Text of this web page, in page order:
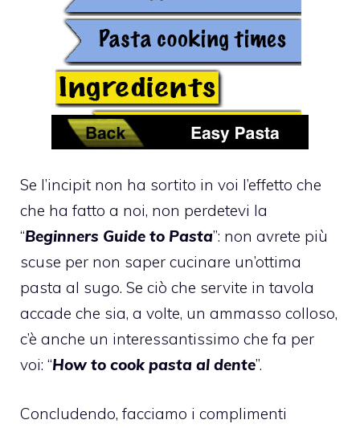
Se l’incipit non ha sortito in voi l’effetto che
che ha fatto a noi, non perdetevi la
“Beginners Guide to Pasta”: non avrete più
scuse per non saper cucinare un’ottima
pasta al sugo. Se ciò che servite in tavola
accade che sia, a volte, un ammasso colloso,
c’è anche un interessantissimo che fa per
voi: “How to cook pasta al dente”.
Concludendo, facciamo i complimenti